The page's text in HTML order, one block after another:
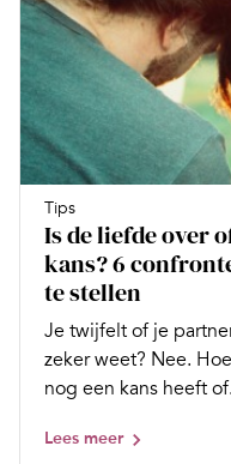
Tips
Is de liefde over
kans? 6
te stellen
Je twijfelt of je
zeker weet? Nee.
nog een kans heeft
Lees meer